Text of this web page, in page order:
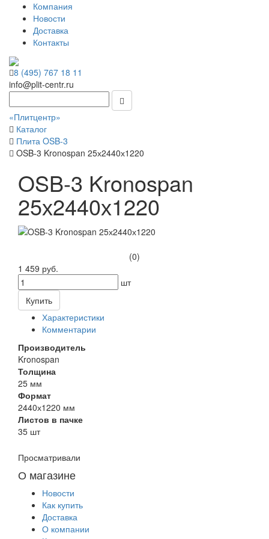
Компания
Новости
Доставка
Контакты
8 (495) 767 18 11
info@plit-centr.ru
«Плитцентр»
Каталог
Плита OSB-3
OSB-3 Kronospan 25х2440х1220
OSB-3 Kronospan
25х2440х1220
(0)
1 459 руб.
шт
Купить
Характеристики
Комментарии
Производитель
Kronospan
Толщина
25 мм
Формат
2440х1220 мм
Листов в пачке
35 шт
Просматривали
О магазине
Новости
Как купить
Доставка
О компании